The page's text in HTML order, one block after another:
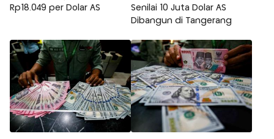
Rp18.049 per Dolar AS
Senilai 10 Juta Dolar AS
Dibangun di Tangerang